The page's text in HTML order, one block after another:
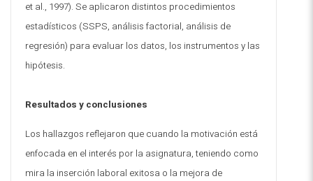
et al., 1997). Se aplicaron distintos procedimientos
estadísticos (SSPS, análisis factorial, análisis de
regresión) para evaluar los datos, los instrumentos y las
hipótesis.
Resultados y conclusiones
Los hallazgos reflejaron que cuando la motivación está
enfocada en el interés por la asignatura, teniendo como
mira la inserción laboral exitosa o la mejora de